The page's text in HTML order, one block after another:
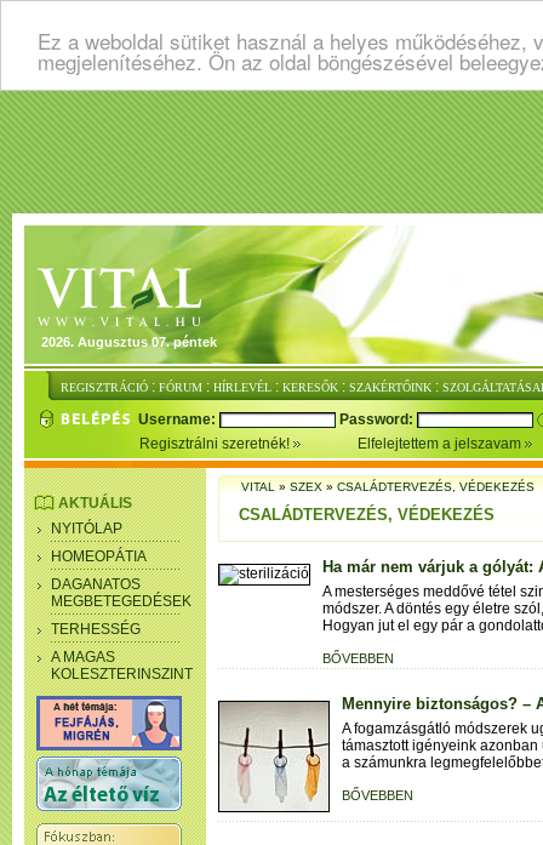
Ez a weboldal sütiket használ a helyes
megjelenítéséhez. Ön az oldal böngészésével
2026. Augusztus 07. péntek
REGISZTRÁCIÓ : FÓRUM : HÍRLEVÉL : KERESŐK : SZAKÉRTŐINK :
Username:
Password:
Regisztrálni szeretnék!
Elfelejtettem a jelszavam
AKTUÁLIS
NYITÓLAP
HOMEOPÁTIA
DAGANATOS
MEGBETEGEDÉSEK
TERHESSÉG
A MAGAS
KOLESZTERINSZINT
VITAL»SZEX»CSALÁDTERVEZÉS, VÉDEKEZÉS
CSALÁDTERVEZÉS, VÉDEKEZÉS
Ha már nem várjuk a gólyát:
A mesterséges meddővé tétel
módszer. A döntés egy életre
Hogyan jut el egy pár a
BŐVEBBEN
Mennyire biztonságos? –
A fogamzásgátló módszerek
támasztott igényeink
a számunkra
BŐVEBBEN